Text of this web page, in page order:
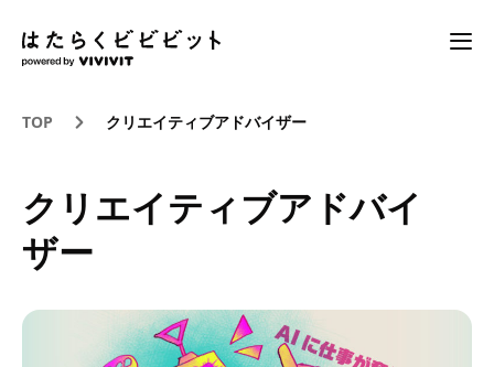
TOP クリエイティブアドバイザー
クリエイティブアドバイ
ザー